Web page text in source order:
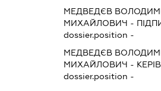
МЕДВЕДЄВ
МИХАЙЛОВИЧ -
dossier.position -
МЕДВЕДЄВ
МИХАЙЛОВИЧ -
dossier.position -